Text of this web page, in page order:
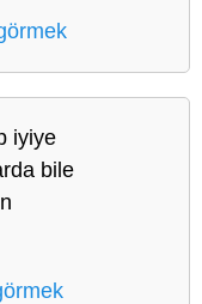
iyiye
bile